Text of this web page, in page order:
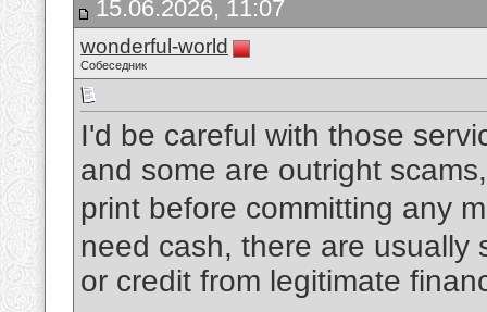
15.06.2026, 11:07
wonderful-world
Собеседник
I'd be careful with those
and some are outright
print before committing any
need cash, there are usually
or credit from legitimate